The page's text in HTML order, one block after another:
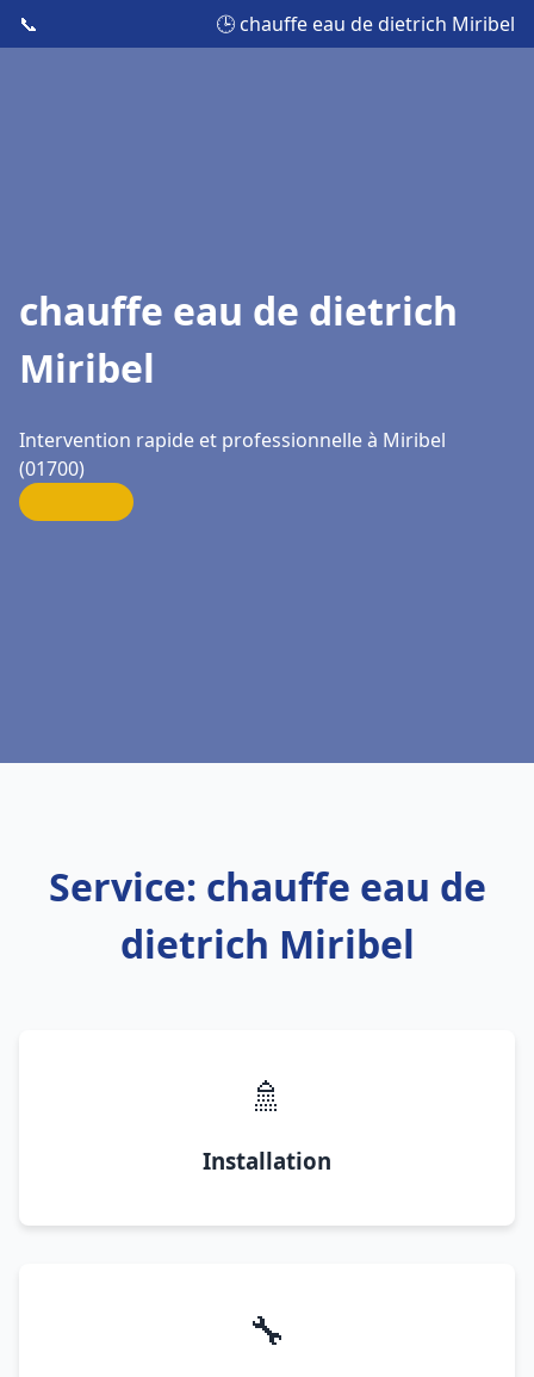
📞 🕒 chauffe eau de dietrich Miribel
chauffe eau de dietrich
Miribel
Intervention rapide et professionnelle à Miribel
(01700)
Service: chauffe eau de
dietrich Miribel
🚿
Installation
🔧